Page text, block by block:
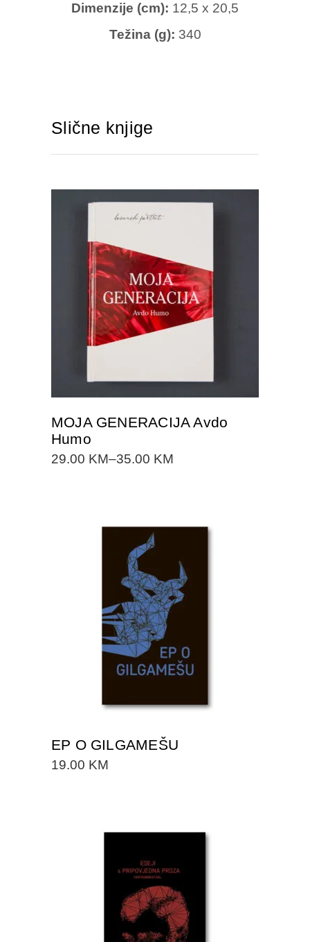
Dimenzije (cm): 12,5 x 20,5
Težina (g): 340
Slične knjige
IZABERITE OPCIJU
MOJA GENERACIJA Avdo
Humo
29.00 KM–35.00 KM
DODAJTE U KORPU
EP O GILGAMEŠU
19.00 KM
DODAJTE U KORPU